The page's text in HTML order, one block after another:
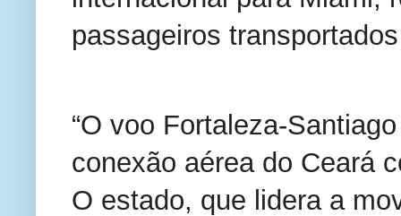
passageiros
“O voo Fortaleza-
conexão aérea do Ceará
O estado, que lidera a